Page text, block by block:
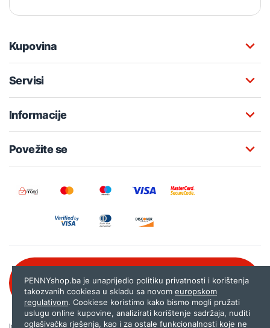
Kupovina
Servisi
Informacije
Povežite se
080 020 261
Internet trgovina PENNYshop.ba nastoji objavljivati samo provjerene i pravilne
PENNYshop.ba je unaprijedio politiku privatnosti i korištenja
takozvanih cookiesa u skladu sa novom europskom
regulativom. Cookiese koristimo kako bismo mogli pružati
uslugu online kupovine, analizirati korištenje sadržaja, nuditi
oglašivačka rješenja, kao i za ostale funkcionalnosti koje ne